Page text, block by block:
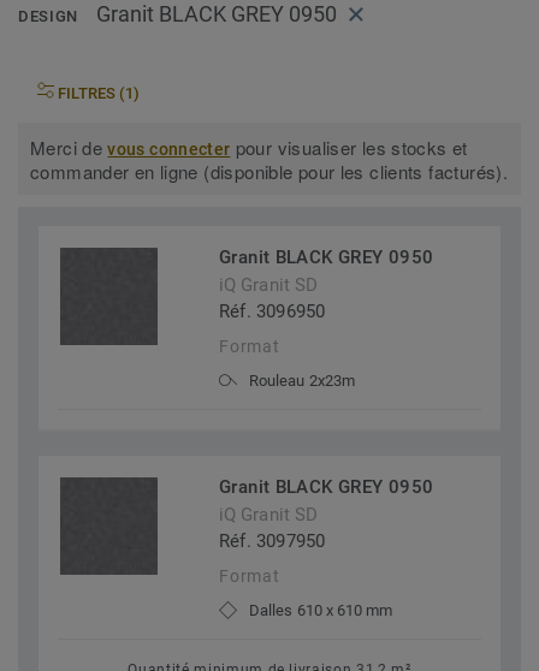
DESIGN Granit BLACK GREY 0950
FILTRES (1)
Merci devous connecter pour visualiser les stocks et
commander en ligne (disponible pour les clients facturés).
Granit BLACK GREY 0950
iQ Granit SD
Réf. 3096950
Format
Rouleau 2x23m
Granit BLACK GREY 0950
iQ Granit SD
Réf. 3097950
Format
Dalles 610 x 610 mm